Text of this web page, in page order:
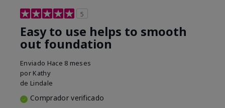
5
Easy to use helps to smooth
out foundation
Enviado Hace 8 meses
por Kathy
de Lindale
Comprador verificado